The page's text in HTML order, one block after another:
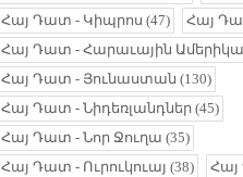
Հայ Դատ - Կիպրոս (47) Հայ
Հայ Դատ - Հարաւային Ամերիկա
Հայ Դատ - Յունաստան (130)
Հայ Դատ - Նիդեռլանդներ (45)
Հայ Դատ - Նոր Ջուղա (35)
Հայ Դատ - Ուրուկուայ (38) Հայ